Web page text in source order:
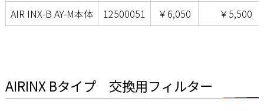
AIR INX-B AY-M本体
12500051 ￥6,050 ￥5,500
AIRINX Bタイプ 交換用フィルター